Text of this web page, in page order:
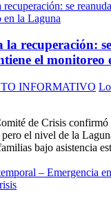
la recuperación:
el
INFORMATIVO
de Crisis confirmó
el nivel de la
bajo asistencia